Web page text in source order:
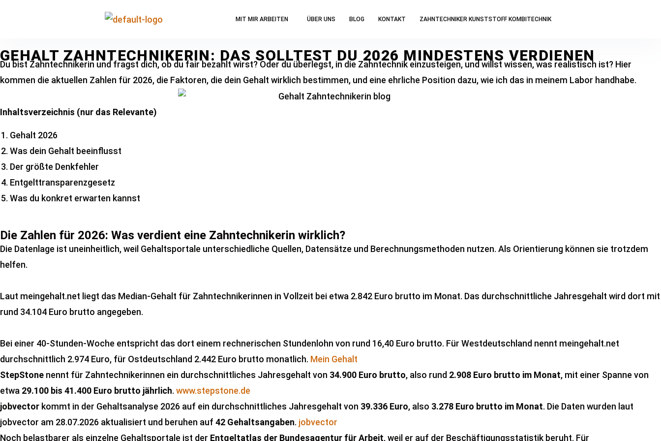
MIT MIR ARBEITEN ÜBER UNS BLOG KONTAKT ZAHNTECHNIKER KUNSTSTOFF KOMBITECHNIK
GEHALT ZAHNTECHNIKERIN: DAS SOLLTEST DU 2026 MINDESTENS VERDIENEN
Du bist Zahntechnikerin und fragst dich, ob du fair bezahlt wirst? Oder du überlegst, in die Zahntechnik einzusteigen, und willst wissen, was realistisch ist? Hier
kommen die aktuellen Zahlen für 2026, die Faktoren, die dein Gehalt wirklich bestimmen, und eine ehrliche Position dazu, wie ich das in meinem Labor handhabe.
Inhaltsverzeichnis (nur das Relevante)
Gehalt 2026
Was dein Gehalt beeinflusst
Der größte Denkfehler
Entgelttransparenzgesetz
Was du konkret erwarten kannst
Die Zahlen für 2026: Was verdient eine Zahntechnikerin wirklich?
Die Datenlage ist uneinheitlich, weil Gehaltsportale unterschiedliche Quellen, Datensätze und Berechnungsmethoden nutzen. Als Orientierung können sie trotzdem
helfen.
Laut meingehalt.net liegt das Median-Gehalt für Zahntechnikerinnen in Vollzeit bei etwa 2.842 Euro brutto im Monat. Das durchschnittliche Jahresgehalt wird dort mit
rund 34.104 Euro brutto angegeben.
Bei einer 40-Stunden-Woche entspricht das dort einem rechnerischen Stundenlohn von rund 16,40 Euro brutto. Für Westdeutschland nennt meingehalt.net
durchschnittlich 2.974 Euro, für Ostdeutschland 2.442 Euro brutto monatlich. Mein Gehalt
StepStone nennt für Zahntechnikerinnen ein durchschnittliches Jahresgehalt von 34.900 Euro brutto, also rund 2.908 Euro brutto im Monat, mit einer Spanne von
etwa 29.100 bis 41.400 Euro brutto jährlich. www.stepstone.de
jobvector kommt in der Gehaltsanalyse 2026 auf ein durchschnittliches Jahresgehalt von 39.336 Euro, also 3.278 Euro brutto im Monat. Die Daten wurden laut
jobvector am 28.07.2026 aktualisiert und beruhen auf 42 Gehaltsangaben. jobvector
Noch belastbarer als einzelne Gehaltsportale ist der Entgeltatlas der Bundesagentur für Arbeit, weil er auf der Beschäftigungsstatistik beruht. Für